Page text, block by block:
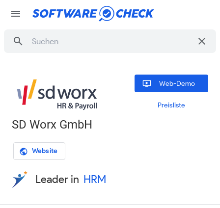
menu
clear
search
Web-Demo
ondemand_video
Preisliste
SD Worx GmbH
public Website
Leader in HRM